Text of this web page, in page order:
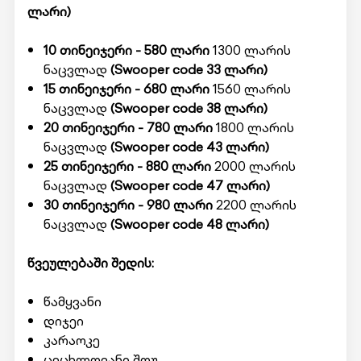
ლარი)
10 თინეიჯერი - 580 ლარი1300 ლარის
ნაცვლად (Swooper code 33 ლარი)
15 თინეიჯერი - 680 ლარი1560 ლარის
ნაცვლად (Swooper code 38 ლარი)
20 თინეიჯერი - 780 ლარი1800 ლარის
ნაცვლად (Swooper code 43 ლარი)
25 თინეიჯერი - 880 ლარი2000 ლარის
ნაცვლად (Swooper code 47 ლარი)
30 თინეიჯერი - 980 ლარი2200 ლარის
ნაცვლად (Swooper code 48 ლარი)
წვეულებაში შედის:
წამყვანი
დიჯეი
კარაოკე